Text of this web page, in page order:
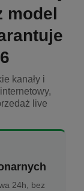
model
kanały i
live
24h, bez